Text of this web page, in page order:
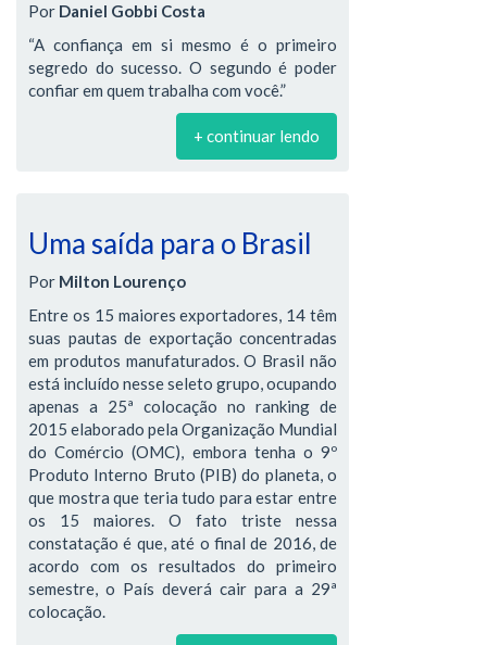
Por Daniel Gobbi Costa
“A confiança em si mesmo é o primeiro
segredo do sucesso. O segundo é poder
confiar em quem trabalha com você.”
+ continuar lendo
Uma saída para o Brasil
Por Milton Lourenço
Entre os 15 maiores exportadores, 14 têm
suas pautas de exportação concentradas
em produtos manufaturados. O Brasil não
está incluído nesse seleto grupo, ocupando
apenas a 25ª colocação no ranking de
2015 elaborado pela Organização Mundial
do Comércio (OMC), embora tenha o 9º
Produto Interno Bruto (PIB) do planeta, o
que mostra que teria tudo para estar entre
os 15 maiores. O fato triste nessa
constatação é que, até o final de 2016, de
acordo com os resultados do primeiro
semestre, o País deverá cair para a 29ª
colocação.